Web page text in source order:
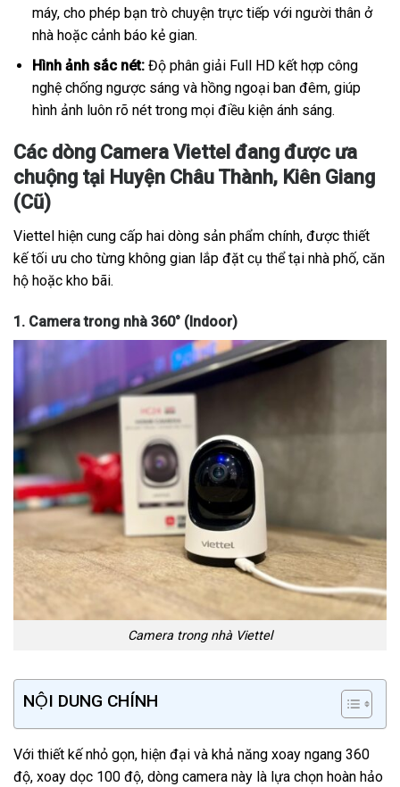
máy, cho phép bạn trò chuyện trực tiếp với người thân ở
nhà hoặc cảnh báo kẻ gian.
Hình ảnh sắc nét:Độ phân giải Full HD kết hợp công
nghệ chống ngược sáng và hồng ngoại ban đêm, giúp
hình ảnh luôn rõ nét trong mọi điều kiện ánh sáng.
Các dòng Camera Viettel đang được ưa
chuộng tại Huyện Châu Thành, Kiên Giang
(Cũ)
Viettel hiện cung cấp hai dòng sản phẩm chính, được thiết
kế tối ưu cho từng không gian lắp đặt cụ thể tại nhà phố, căn
hộ hoặc kho bãi.
1. Camera trong nhà 360° (Indoor)
Camera trong nhà Viettel
NỘI DUNG CHÍNH
Với thiết kế nhỏ gọn, hiện đại và khả năng xoay ngang 360
độ, xoay dọc 100 độ, dòng camera này là lựa chọn hoàn hảo